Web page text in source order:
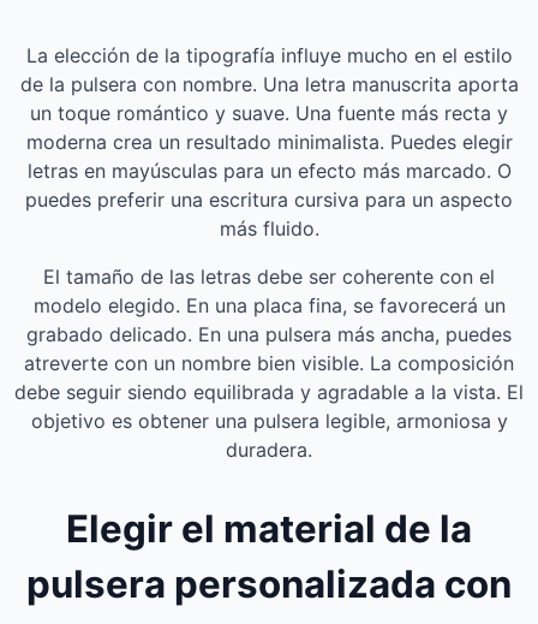
La elección de la tipografía influye mucho en el estilo
de la pulsera con nombre. Una letra manuscrita aporta
un toque romántico y suave. Una fuente más recta y
moderna crea un resultado minimalista. Puedes elegir
letras en mayúsculas para un efecto más marcado. O
puedes preferir una escritura cursiva para un aspecto
más fluido.
El tamaño de las letras debe ser coherente con el
modelo elegido. En una placa fina, se favorecerá un
grabado delicado. En una pulsera más ancha, puedes
atreverte con un nombre bien visible. La composición
debe seguir siendo equilibrada y agradable a la vista. El
objetivo es obtener una pulsera legible, armoniosa y
duradera.
Elegir el material de la
pulsera personalizada con